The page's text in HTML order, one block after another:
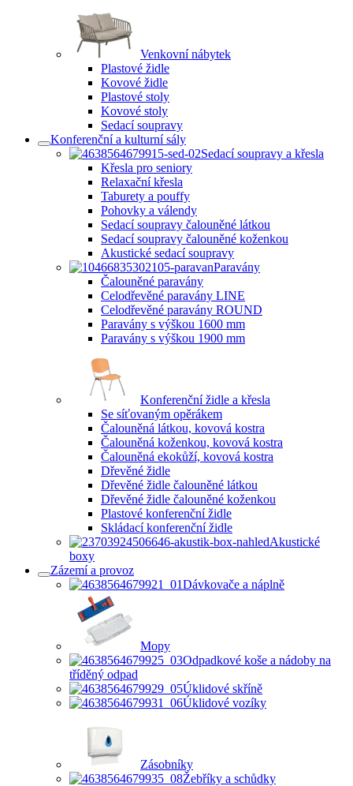
Venkovní nábytek
Plastové židle
Kovové židle
Plastové stoly
Kovové stoly
Sedací soupravy
Konferenční a kulturní sály
Sedací soupravy a křesla
Křesla pro seniory
Relaxační křesla
Taburety a pouffy
Pohovky a válendy
Sedací soupravy čalouněné látkou
Sedací soupravy čalouněné koženkou
Akustické sedací soupravy
Paravány
Čalouněné paravány
Celodřevěné paravány LINE
Celodřevěné paravány ROUND
Paravány s výškou 1600 mm
Paravány s výškou 1900 mm
Konferenční židle a křesla
Se síťovaným opěrákem
Čalouněná látkou, kovová kostra
Čalouněná koženkou, kovová kostra
Čalouněná ekokůží, kovová kostra
Dřevěné židle
Dřevěné židle čalouněné látkou
Dřevěné židle čalouněné koženkou
Plastové konferenční židle
Skládací konferenční židle
Akustické
boxy
Zázemí a provoz
Dávkovače a náplně
Mopy
Odpadkové koše a nádoby na
tříděný odpad
Úklidové skříně
Úklidové vozíky
Zásobníky
Žebříky a schůdky